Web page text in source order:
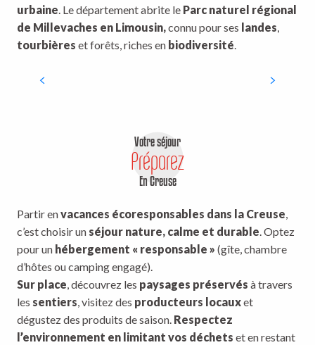
urbaine. Le département abrite le Parc naturel régional
de Millevaches en Limousin,connu pour ses landes,
tourbières et forêts, riches en biodiversité.
La Creuse, nos 5 sites naturels
coup de coeur
Votre séjour
Préparez
En Creuse
Partir envacances écoresponsables dans la Creuse,
c’est choisir un séjour nature, calme et durable. Optez
pour un hébergement « responsable » (gîte, chambre
d’hôtes ou camping engagé).
Sur place, découvrez les paysages préservés à travers
les sentiers, visitez des producteurs locauxet
dégustez des produits de saison. Respectez
l’environnement en limitant vos déchets et en restant